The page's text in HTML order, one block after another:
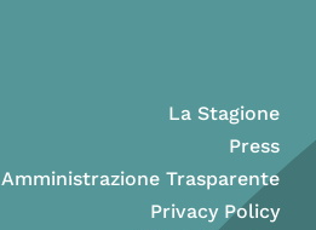
La Stagione
Press
Amministrazione Trasparente
Privacy Policy